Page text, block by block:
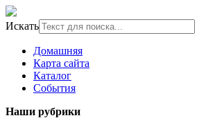
Искать
Домашняя
Карта сайта
Каталог
События
Наши рубрики